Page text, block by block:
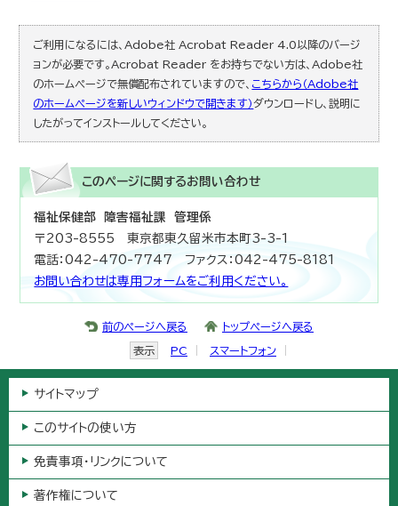
ご利用になるには、Adobe社 Acrobat Reader 4.0以降のバージ
ョンが必要です。Acrobat Reader をお持ちでない方は、Adobe社
のホームページで無償配布されていますので、 こちらから（Adobe社
のホームページを新しいウィンドウで開きます）ダウンロードし、説明に
したがってインストールしてください。
このページに関するお問い合わせ
福祉保健部 障害福祉課 管理係
〒203-8555 東京都東久留米市本町3-3-1
電話：042-470-7747 ファクス：042-475-8181
お問い合わせは専用フォームをご利用ください。
前のページへ戻る トップページへ戻る
表示 PC スマートフォン
サイトマップ
このサイトの使い方
免責事項・リンクについて
著作権について